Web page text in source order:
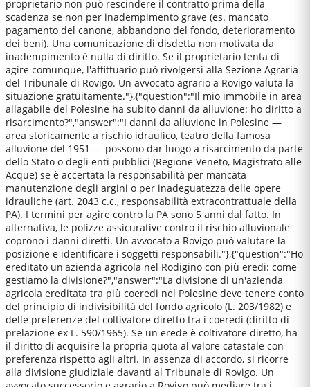
proprietario non può rescindere il contratto prima della
scadenza se non per inadempimento grave (es. mancato
pagamento del canone, abbandono del fondo, deterioramento
dei beni). Una comunicazione di disdetta non motivata da
inadempimento è nulla di diritto. Se il proprietario tenta di
agire comunque, l'affittuario può rivolgersi alla Sezione Agraria
del Tribunale di Rovigo. Un avvocato agrario a Rovigo valuta la
situazione gratuitamente."},{"question":"Il mio immobile in area
allagabile del Polesine ha subito danni da alluvione: ho diritto a
risarcimento?","answer":"I danni da alluvione in Polesine —
area storicamente a rischio idraulico, teatro della famosa
alluvione del 1951 — possono dar luogo a risarcimento da parte
dello Stato o degli enti pubblici (Regione Veneto, Magistrato alle
Acque) se è accertata la responsabilità per mancata
manutenzione degli argini o per inadeguatezza delle opere
idrauliche (art. 2043 c.c., responsabilità extracontrattuale della
PA). I termini per agire contro la PA sono 5 anni dal fatto. In
alternativa, le polizze assicurative contro il rischio alluvionale
coprono i danni diretti. Un avvocato a Rovigo può valutare la
posizione e identificare i soggetti responsabili."},{"question":"Ho
ereditato un'azienda agricola nel Rodigino con più eredi: come
gestiamo la divisione?","answer":"La divisione di un'azienda
agricola ereditata tra più coeredi nel Polesine deve tenere conto
del principio di indivisibilità del fondo agricolo (L. 203/1982) e
delle preferenze del coltivatore diretto tra i coeredi (diritto di
prelazione ex L. 590/1965). Se un erede è coltivatore diretto, ha
il diritto di acquisire la propria quota al valore catastale con
preferenza rispetto agli altri. In assenza di accordo, si ricorre
alla divisione giudiziale davanti al Tribunale di Rovigo. Un